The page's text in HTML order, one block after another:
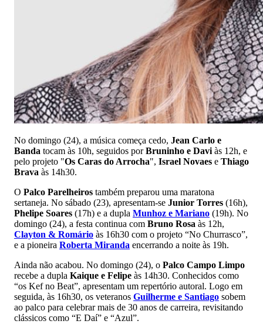
No domingo (24), a música começa cedo, Jean Carlo e
Banda tocam às 10h, seguidos porBruninho e Davi às 12h, e
pelo projeto "Os Caras do Arrocha", Israel Novaes e Thiago
Brava às 14h30.
O Palco Parelheiros também preparou uma maratona
sertaneja. No sábado (23), apresentam-se Junior Torres (16h),
Phelipe Soares (17h) e a dupla Munhoz e Mariano (19h). No
domingo (24), a festa continua com Bruno Rosa às 12h,
Clayton & Romário às 16h30 com o projeto “No Churrasco”,
e a pioneira Roberta Miranda encerrando a noite às 19h.
Ainda não acabou. No domingo (24), o Palco Campo Limpo
recebe a dupla Kaique e Felipe às 14h30. Conhecidos como
“os Kef no Beat”, apresentam um repertório autoral. Logo em
seguida, às 16h30, os veteranos Guilherme e Santiago sobem
ao palco para celebrar mais de 30 anos de carreira, revisitando
clássicos como “E Daí” e “Azul”.